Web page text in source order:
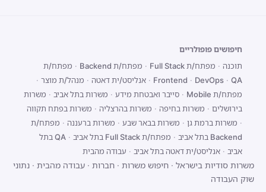
חיפושים פופולריים
תוכנה · מפתח/ת Full Stack · מפתח/ת Backend · מפתח/ת
Frontend · DevOps · QA
· אנליסט/ית דאטה · מנהל/ת מוצר ·
מפתח/ת Mobile
· סייבר ואבטחת מידע · משרות בתל אביב · משרות
בירושלים · משרות בחיפה · משרות בהרצליה · משרות בפתח תקווה
· משרות ברמת גן · משרות בבאר שבע · משרות ברעננה · מפתח/ת
Backend בתל אביב
· מפתח/ת Full Stack בתל אביב ·
QA בתל
אביב · אנליסט/ית דאטה בתל אביב · עבודה מהבית
משרות סודיות בישראל · חיפוש משרות · חברות · עבודה מהבית · נתוני
שוק העבודה